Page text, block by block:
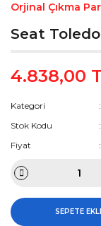
Orjinal Çıkma
Seat
4.838,00
Kategori
Stok Kodu
Fiyat
SEPETE